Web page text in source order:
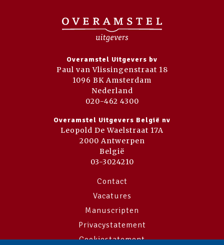
Overamstel Uitgevers bv
Paul van Vlissingenstraat 18
1096 BK Amsterdam
Nederland
020-462 4300
Overamstel Uitgevers België nv
Leopold De Waelstraat 17A
2000 Antwerpen
België
03-3024210
Contact
Vacatures
Manuscripten
Privacystatement
Cookiestatement